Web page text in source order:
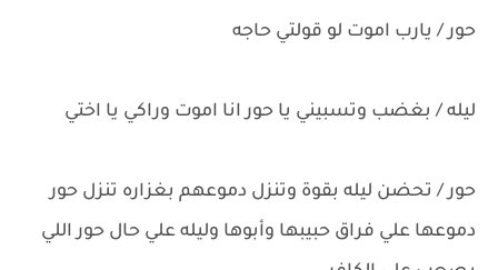
حور / يارب اموت لو قولتي حاجه
ليله / بغضب وتسبيني يا حور انا اموت وراكي يا اختي
حور / تحضن ليله بقوة وتنزل دموعهم بغزاره تنزل حور
دموعها علي فراق حبيبها وأبوها وليله علي حال حور اللي